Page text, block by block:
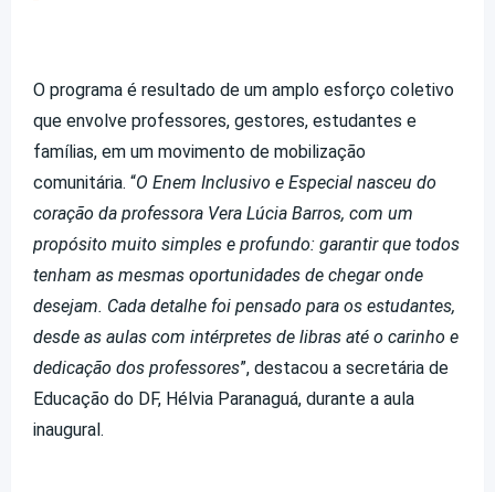
O programa é resultado de um amplo esforço coletivo
que envolve professores, gestores, estudantes e
famílias, em um movimento de mobilização
comunitária. “O Enem Inclusivo e Especial nasceu do
coração da professora Vera Lúcia Barros, com um
propósito muito simples e profundo: garantir que todos
tenham as mesmas oportunidades de chegar onde
desejam. Cada detalhe foi pensado para os estudantes,
desde as aulas com intérpretes de libras até o carinho e
dedicação dos professores”, destacou a secretária de
Educação do DF, Hélvia Paranaguá, durante a aula
inaugural.